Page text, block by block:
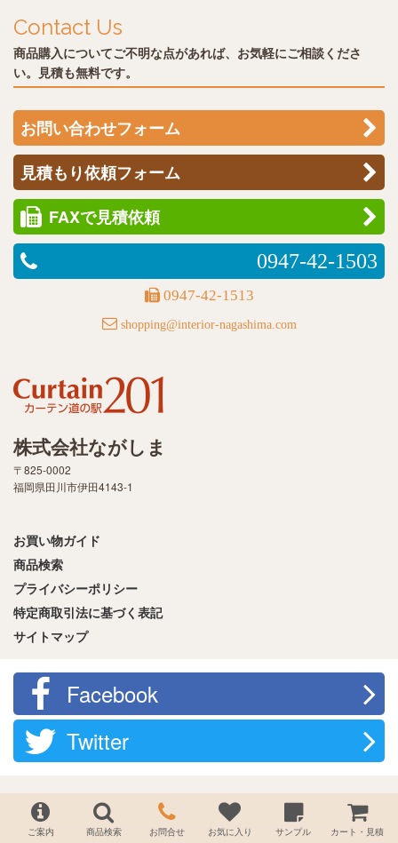
ご案内 商品検索 お問合せ お気に入り サンプル カート・見積
Contact Us
商品購入についてご不明な点があれば、お気軽にご相談くださ
い。見積も無料です。
お問い合わせフォーム
見積もり依頼フォーム
FAXで見積依頼
0947-42-1503
0947-42-1513
shopping@interior-nagashima.com
株式会社ながしま
〒825-0002
福岡県田川市伊田4143-1
お買い物ガイド
商品検索
プライバシーポリシー
特定商取引法に基づく表記
サイトマップ
Facebook
Twitter